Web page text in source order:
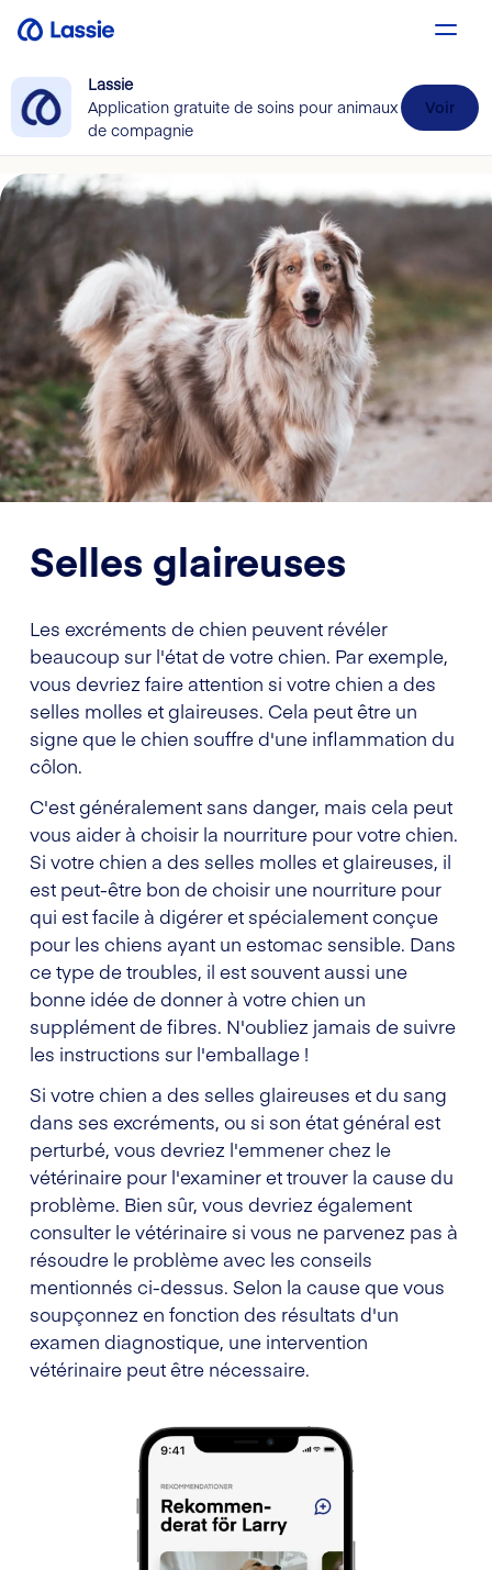
Lassie
Application gratuite de soins pour animaux
de compagnie
Voir
Selles glaireuses
Les excréments de chien peuvent révéler
beaucoup sur l'état de votre chien. Par exemple,
vous devriez faire attention si votre chien a des
selles molles et glaireuses. Cela peut être un
signe que le chien souffre d'une inflammation du
côlon.
C'est généralement sans danger, mais cela peut
vous aider à choisir la nourriture pour votre chien.
Si votre chien a des selles molles et glaireuses, il
est peut-être bon de choisir une nourriture pour
qui est facile à digérer et spécialement conçue
pour les chiens ayant un estomac sensible. Dans
ce type de troubles, il est souvent aussi une
bonne idée de donner à votre chien un
supplément de fibres. N'oubliez jamais de suivre
les instructions sur l'emballage !
Si votre chien a des selles glaireuses et du sang
dans ses excréments, ou si son état général est
perturbé, vous devriez l'emmener chez le
vétérinaire pour l'examiner et trouver la cause du
problème. Bien sûr, vous devriez également
consulter le vétérinaire si vous ne parvenez pas à
résoudre le problème avec les conseils
mentionnés ci-dessus. Selon la cause que vous
soupçonnez en fonction des résultats d'un
examen diagnostique, une intervention
vétérinaire peut être nécessaire.